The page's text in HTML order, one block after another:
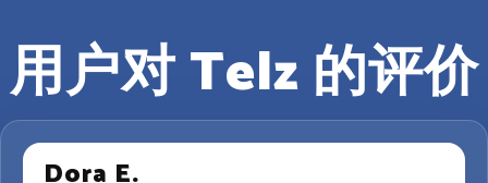
用户对 Telz 的评价